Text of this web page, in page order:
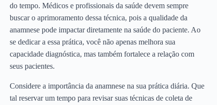
do tempo. Médicos e profissionais da saúde devem sempre
buscar o aprimoramento dessa técnica, pois a qualidade da
anamnese pode impactar diretamente na saúde do paciente. Ao
se dedicar a essa prática, você não apenas melhora sua
capacidade diagnóstica, mas também fortalece a relação com
seus pacientes.
Considere a importância da anamnese na sua prática diária. Que
tal reservar um tempo para revisar suas técnicas de coleta de